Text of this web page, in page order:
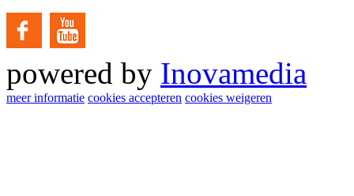
powered by Inovamedia
meer informatie cookies accepteren cookies weigeren